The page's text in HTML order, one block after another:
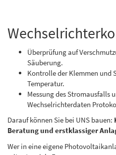
Überprüfung auf
Säuberung.
Kontrolle der Klemmen und
Temperatur.
Messung des Stromausfalls
Wechselrichterdaten
Darauf können Sie bei UNS bauen:
Beratung und erstklassiger
Wer in eine eigene